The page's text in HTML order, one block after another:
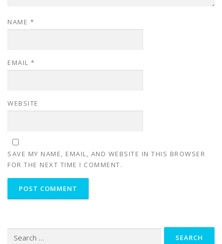
NAME *
EMAIL *
WEBSITE
SAVE MY NAME, EMAIL, AND WEBSITE IN THIS BROWSER
FOR THE NEXT TIME I COMMENT.
for: